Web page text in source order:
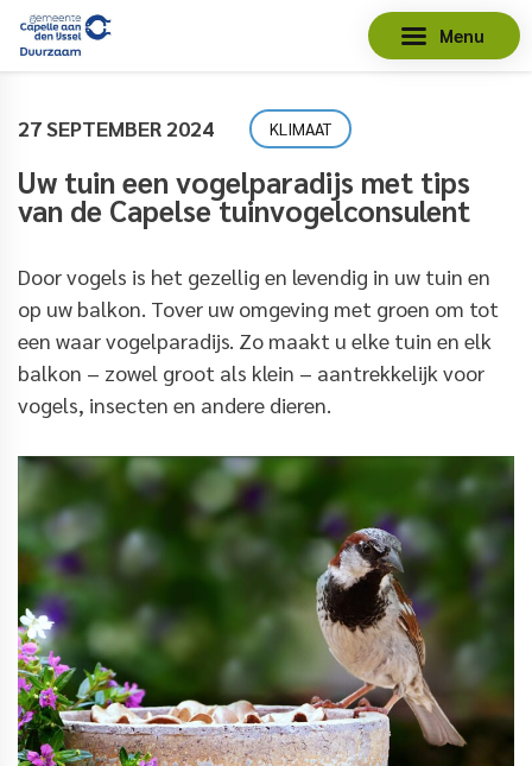
Menu
27 SEPTEMBER 2024 KLIMAAT
Uw tuin een vogelparadijs met tips
van de Capelse tuinvogelconsulent
Door vogels is het gezellig en levendig in uw tuin en
op uw balkon. Tover uw omgeving met groen om tot
een waarvogelparadijs. Zo maakt u elke tuin en elk
balkon – zowel groot als klein – aantrekkelijk voor
vogels, insecten en andere dieren.